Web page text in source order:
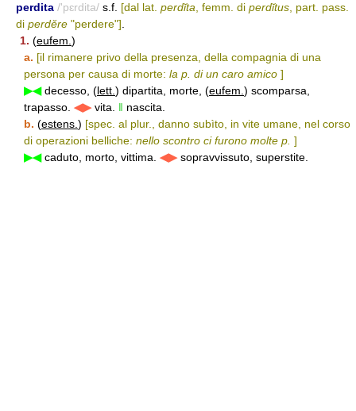
perdita /'pɛrdita/ s.f. [dal lat. perdĭta , femm. di perdĭtus , part. pass.
di perdĕre "perdere"]
1. (eufem. )
a. [il rimanere privo della presenza, della compagnia di una
persona per causa di morte: la p. di un caro amico ]
▶◀decesso, (lett. ) dipartita, morte, (eufem. ) scomparsa,
trapasso. ◀▶vita. ‖ nascita.
b. (estens. ) [spec. al plur., danno subìto, in vite umane, nel corso
di operazioni belliche: nello scontro ci furono molte p. ]
▶◀caduto, morto, vittima. ◀▶sopravvissuto, superstite.